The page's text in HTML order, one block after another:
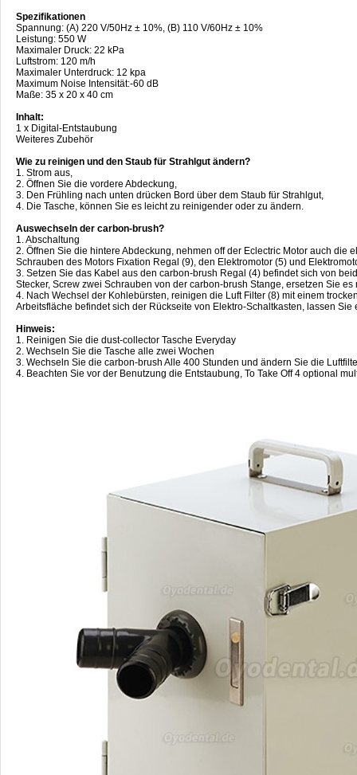
Spezifikationen
Spannung: (A) 220 V/50Hz ± 10%, (B) 110 V/60Hz ± 10%
Leistung: 550 W
Maximaler Druck: 22 kPa
Luftstrom: 120 m/h
Maximaler Unterdruck: 12 kpa
Maximum Noise Intensität:-60 dB
Maße: 35 x 20 x 40 cm
Inhalt:
1 x Digital-Entstaubung
Weiteres Zubehör
Wie zu reinigen und den Staub für Strahlgut ändern?
1. Strom aus,
2. Öffnen Sie die vordere Abdeckung,
3. Den Frühling nach unten drücken Bord über dem Staub für Strahlgut,
4. Die Tasche, können Sie es leicht zu reinigender oder zu ändern.
Auswechseln der carbon-brush?
1. Abschaltung
2. Öffnen Sie die hintere Abdeckung, nehmen off der Eclectric Motor auch
Schrauben des Motors Fixation Regal (9), den Elektromotor (5) und
3. Setzen Sie das Kabel aus den carbon-brush Regal (4) befindet sich von
Stecker, Screw zwei Schrauben von der carbon-brush Stange, ersetzen Sie
4. Nach Wechsel der Kohlebürsten, reinigen die Luft Filter (8) mit einem
Arbeitsfläche befindet sich der Rückseite von Elektro-Schaltkasten, lassen
Hinweis:
1. Reinigen Sie die dust-collector Tasche Everyday
2. Wechseln Sie die Tasche alle zwei Wochen
3. Wechseln Sie die carbon-brush Alle 400 Stunden und ändern Sie die
4. Beachten Sie vor der Benutzung die Entstaubung, To Take Off 4 optional